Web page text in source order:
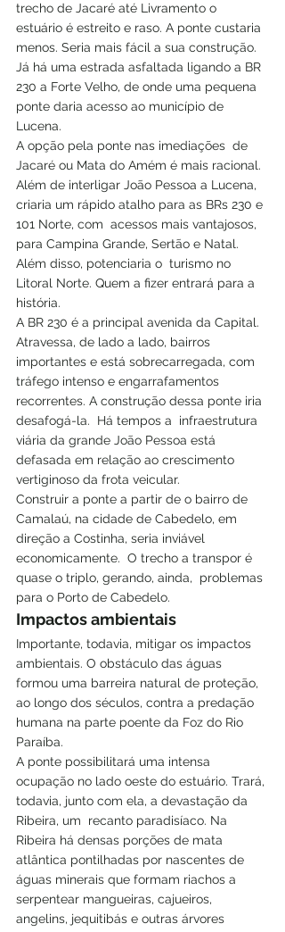
trecho de Jacaré até Livramento o
estuário é estreito e raso. A ponte custaria
menos. Seria mais fácil a sua construção.
Já há uma estrada asfaltada ligando a BR
230 a Forte Velho, de onde uma pequena
ponte daria acesso ao município de
Lucena.
A opção pela ponte nas imediações  de
Jacaré ou Mata do Amém é mais racional.
Além de interligar João Pessoa a Lucena,
criaria um rápido atalho para as BRs 230 e
101 Norte, com  acessos mais vantajosos,
para Campina Grande, Sertão e Natal.
Além disso, potenciaria o  turismo no
Litoral Norte. Quem a fizer entrará para a
história.
A BR 230 é a principal avenida da Capital.
Atravessa, de lado a lado, bairros
importantes e está sobrecarregada, com
tráfego intenso e engarrafamentos
recorrentes. A construção dessa ponte iria
desafogá-la.  Há tempos a  infraestrutura
viária da grande João Pessoa está
defasada em relação ao crescimento
vertiginoso da frota veicular.
Construir a ponte a partir de o bairro de
Camalaú, na cidade de Cabedelo, em
direção a Costinha, seria inviável
economicamente.  O trecho a transpor é
quase o triplo, gerando, ainda,  problemas
para o Porto de Cabedelo.
Impactos ambientais
Importante, todavia, mitigar os impactos
ambientais. O obstáculo das águas
formou uma barreira natural de proteção,
ao longo dos séculos, contra a predação
humana na parte poente da Foz do Rio
Paraíba.
A ponte possibilitará uma intensa
ocupação no lado oeste do estuário. Trará,
todavia, junto com ela, a devastação da
Ribeira, um  recanto paradisíaco. Na
Ribeira há densas porções de mata
atlântica pontilhadas por nascentes de
águas minerais que formam riachos a
serpentear mangueiras, cajueiros,
angelins, jequitibás e outras árvores